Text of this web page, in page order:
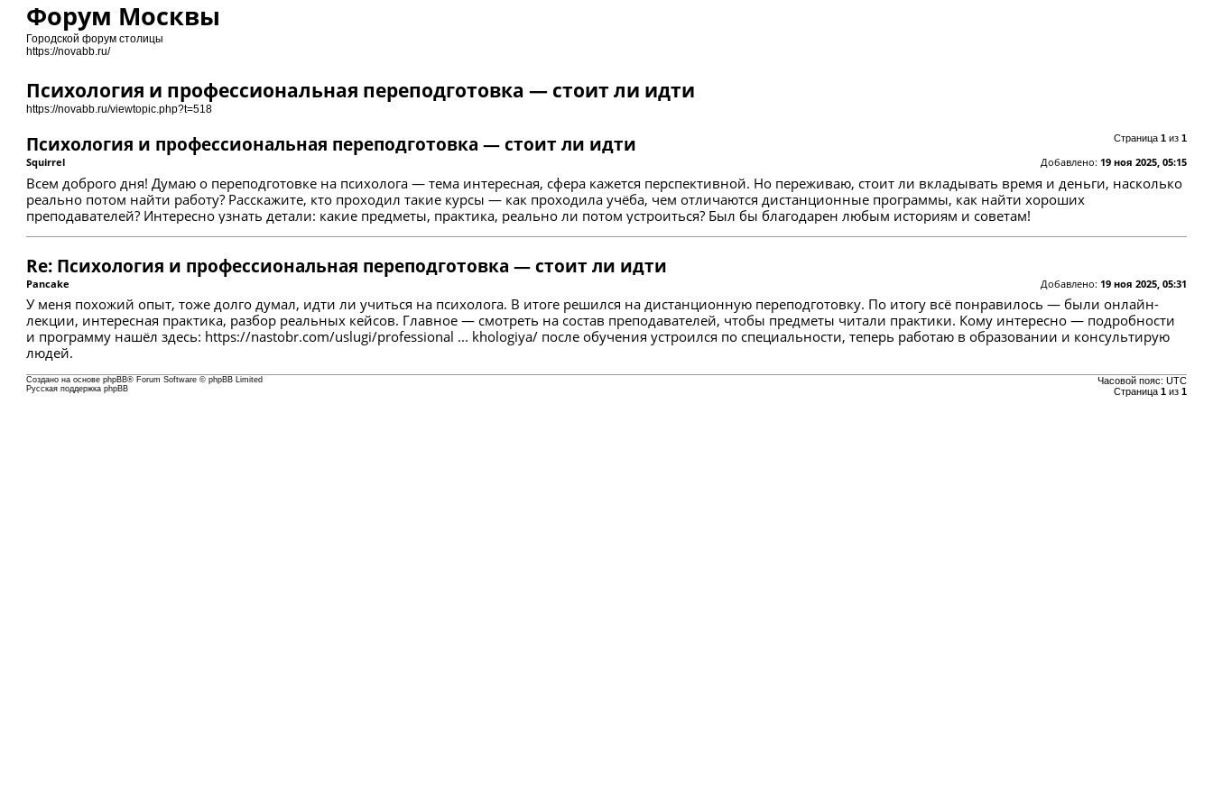
Форум Москвы
Городской форум столицы
https://novabb.ru/
Психология и профессиональная переподготовка — стоит ли идти
https://novabb.ru/viewtopic.php?t=518
Страница 1из 1
Психология и профессиональная переподготовка — стоит ли идти
Добавлено: 19 ноя 2025, 05:15
Squirrel
Всем доброго дня! Думаю о переподготовке на психолога — тема интересная, сфера кажется перспективной. Но переживаю, стоит ли вкладывать время и деньги, насколько
реально потом найти работу? Расскажите, кто проходил такие курсы — как проходила учёба, чем отличаются дистанционные программы, как найти хороших
преподавателей? Интересно узнать детали: какие предметы, практика, реально ли потом устроиться? Был бы благодарен любым историям и советам!
Re: Психология и профессиональная переподготовка — стоит ли идти
Добавлено: 19 ноя 2025, 05:31
Pancake
У меня похожий опыт, тоже долго думал, идти ли учиться на психолога. В итоге решился на дистанционную переподготовку. По итогу всё понравилось — были онлайн-
лекции, интересная практика, разбор реальных кейсов. Главное — смотреть на состав преподавателей, чтобы предметы читали практики. Кому интересно — подробности
и программу нашёл здесь: https://nastobr.com/uslugi/professional ... khologiya/ после обучения устроился по специальности, теперь работаю в образовании и консультирую
людей.
Часовой пояс: UTC
Страница 1из 1
Создано на основеphpBB® Forum Software © phpBB Limited
Русская поддержка phpBB